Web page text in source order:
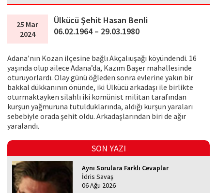
25 Mar
2024
Ülkücü Şehit Hasan Benli
06.02.1964 – 29.03.1980
Adana’nın Kozan ilçesine bağlı Akçalıuşağı köyündendi. 16
yaşında olup ailece Adana’da, Kazım Başer mahallesinde
oturuyorlardı. Olay günü öğleden sonra evlerine yakın bir
bakkal dükkanının önünde, iki Ülkücü arkadaşı ile birlikte
oturmaktayken silahlı iki komünist militan tarafından
kurşun yağmuruna tutulduklarında, aldığı kurşun yaraları
sebebiyle orada şe­hit oldu. Arkadaşlarından biri de ağır
yaralandı.
SON YAZI
Aynı Sorulara Farklı Cevaplar
İdris Savaş
06 Ağu 2026